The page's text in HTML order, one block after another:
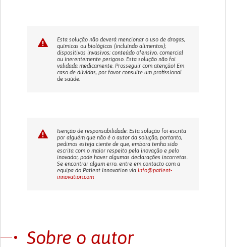
Esta solução não deverá mencionar o uso de drogas,
químicas ou biológicas (incluíndo alimentos);
dispositivos invasivos; conteúdo ofensivo, comercial
ou inerentemente perigoso. Esta solução não foi
validada medicamente. Prosseguir com atenção! Em
caso de dúvidas, por favor consulte um profissional
de saúde.
Isenção de responsabilidade: Esta solução foi escrita
por alguém que não é o autor da solução, portanto,
pedimos esteja ciente de que, embora tenha sido
escrita com o maior respeito pela inovação e pelo
inovador, pode haver algumas declarações incorretas.
Se encontrar algum erro, entre em contacto com a
equipa do Patient Innovation viainfo@patient-
innovation.com
Sobre o autor